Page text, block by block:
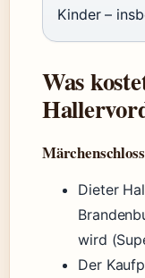
Kinder –
Was
Dieter
wird
Der